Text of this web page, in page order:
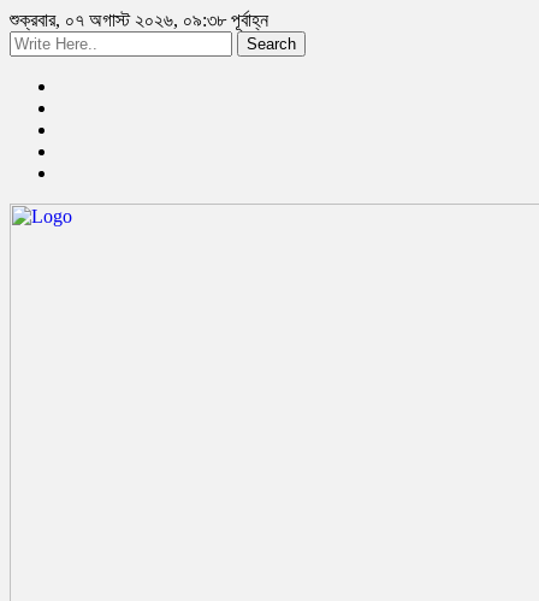
শুক্রবার, ০৭ অগাস্ট ২০২৬, ০৯:৩৮ পূর্বাহ্ন
Search